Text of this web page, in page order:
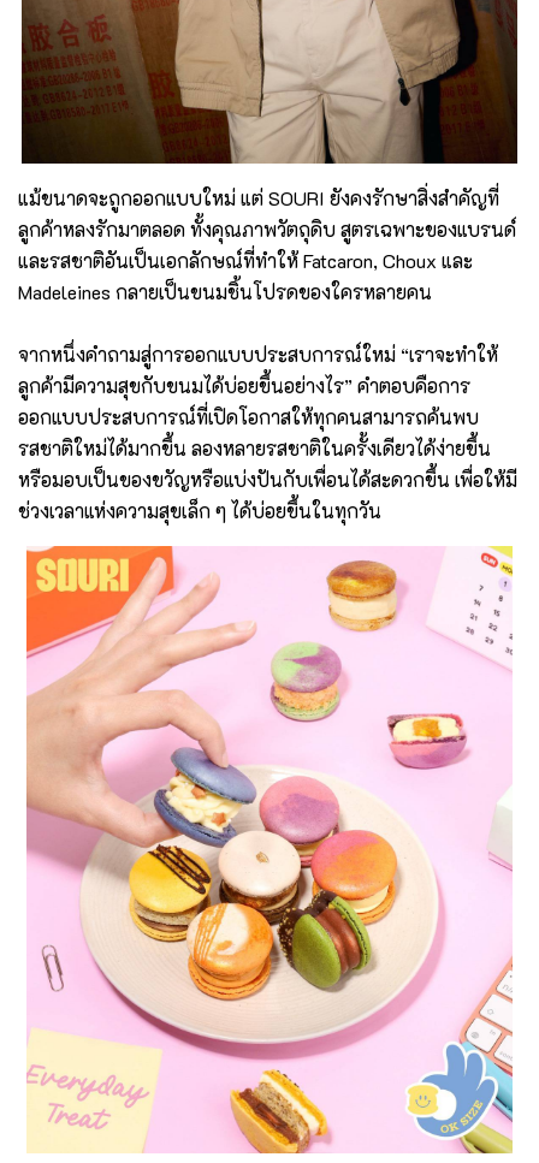
แม้ขนาดจะถูกออกแบบใหม่ แต่ SOURI ยังคงรักษาสิ่งสำคัญที่
ลูกค้าหลงรักมาตลอด ทั้งคุณภาพวัตถุดิบ สูตรเฉพาะของแบรนด์
และรสชาติอันเป็นเอกลักษณ์ที่ทำให้ Fatcaron, Choux และ
Madeleines กลายเป็นขนมชิ้นโปรดของใครหลายคน
จากหนึ่งคำถามสู่การออกแบบประสบการณ์ใหม่ “เราจะทำให้
ลูกค้ามีความสุขกับขนมได้บ่อยขึ้นอย่างไร” คำตอบคือการ
ออกแบบประสบการณ์ที่เปิดโอกาสให้ทุกคนสามารถค้นพบ
รสชาติใหม่ได้มากขึ้น ลองหลายรสชาติในครั้งเดียวได้ง่ายขึ้น
หรือมอบเป็นของขวัญหรือแบ่งปันกับเพื่อนได้สะดวกขึ้น เพื่อให้มี
ช่วงเวลาแห่งความสุขเล็ก ๆ ได้บ่อยขึ้นในทุกวัน